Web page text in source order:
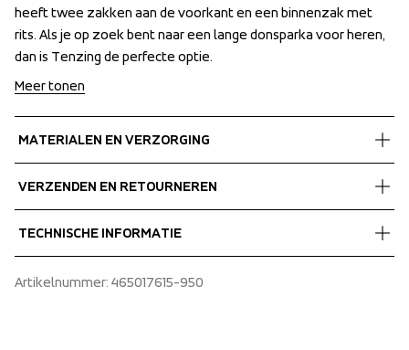
heeft twee zakken aan de voorkant en een binnenzak met
rits. Als je op zoek bent naar een lange donsparka voor heren,
dan is Tenzing de perfecte optie.
heeft twee zakken aan de voorkant en een binnenzak met
rits. Als je op zoek bent naar een lange donsparka voor heren,
dan is Tenzing de perfecte optie.
Meer tonen
MATERIALEN EN VERZORGING
Shell fabric 1
Lining
100% Polyester
Insulation
VERZENDEN EN RETOURNEREN
Wij verzenden met UPS die overdag bezorgt.
ontvangt.
TECHNISCHE INFORMATIE
E-dye Polyester lining
Artikelnummer: 465017615-950